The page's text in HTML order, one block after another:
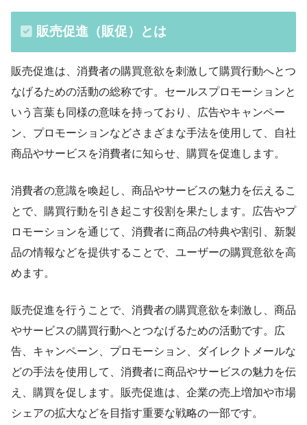
販売促進（販促）とは
販売促進は、消費者の購買意欲を刺激して購買行動へとつ
なげるための活動の総称です。セールスプロモーションと
いう言葉も同様の意味を持っており、広告やキャンペー
ン、プロモーションなどさまざまな手法を使用して、自社
商品やサービスを消費者に知らせ、購買を促進します。
消費者の意識を喚起し、商品やサービスの魅力を伝えるこ
とで、購買行動を引き起こす役割を果たします。広告やプ
ロモーションを通じて、消費者に商品の特典や割引、新製
品の情報などを提供することで、ユーザーの購買意欲を高
めます。
販売促進を行うことで、消費者の購買意欲を刺激し、商品
やサービスの購買行動へとつなげるための活動です。広
告、キャンペーン、プロモーション、ダイレクトメールな
どの手法を使用して、消費者に商品やサービスの魅力を伝
え、購買を促します。販売促進は、企業の売上増加や市場
シェアの拡大などを目指す重要な戦略の一部です。